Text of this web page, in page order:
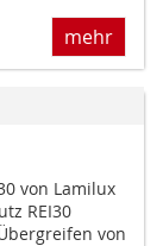
mehr
von Lamilux
REI30
von